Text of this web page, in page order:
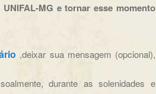
MG e tornar esse momento
,deixar sua mensagem (opcional),
durante as solenidades e